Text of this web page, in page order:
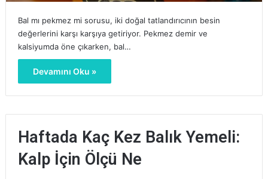
Bal mı pekmez mi sorusu, iki doğal tatlandırıcının besin
değerlerini karşı karşıya getiriyor. Pekmez demir ve
kalsiyumda öne çıkarken, bal…
Devamını Oku »
Haftada Kaç Kez Balık Yemeli:
Kalp İçin Ölçü Ne